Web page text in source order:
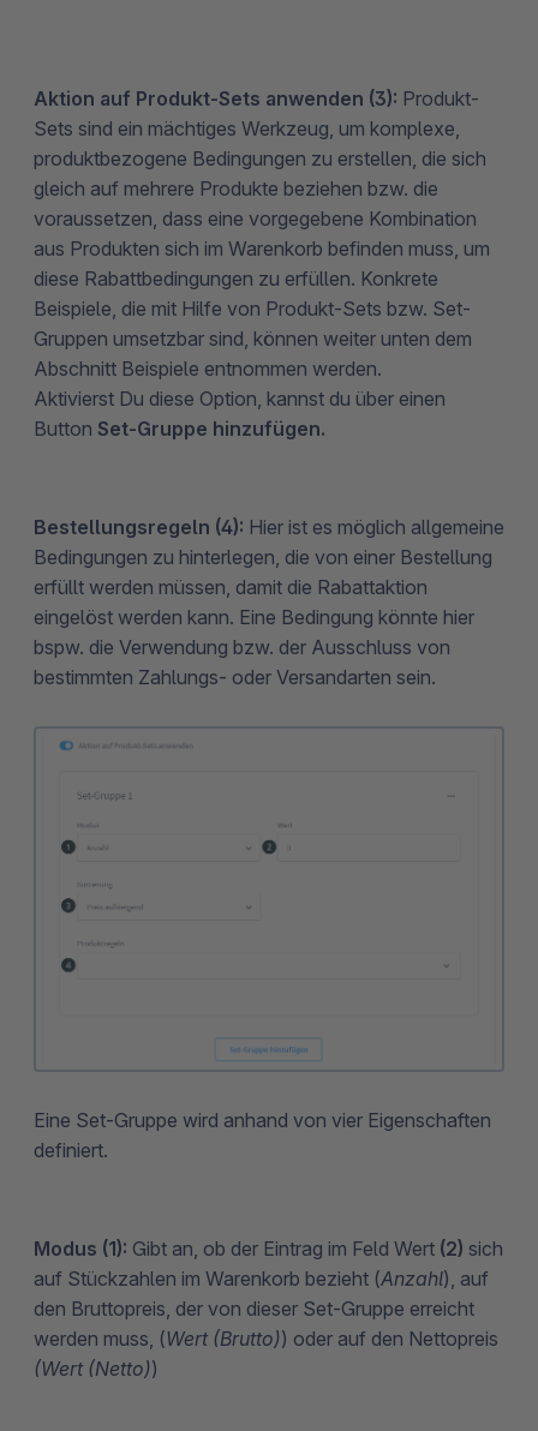
Aktion auf Produkt-Sets anwenden (3): Produkt-
Sets sind ein mächtiges Werkzeug, um komplexe,
produktbezogene Bedingungen zu erstellen, die sich
gleich auf mehrere Produkte beziehen bzw. die
voraussetzen, dass eine vorgegebene Kombination
aus Produkten sich im Warenkorb befinden muss, um
diese Rabattbedingungen zu erfüllen. Konkrete
Beispiele, die mit Hilfe von Produkt-Sets bzw. Set-
Gruppen umsetzbar sind, können weiter unten dem
Abschnitt Beispiele entnommen werden.
Aktivierst Du diese Option, kannst du über einen
Button Set-Gruppe hinzufügen.
Bestellungsregeln (4): Hier ist es möglich allgemeine
Bedingungen zu hinterlegen, die von einer Bestellung
erfüllt werden müssen, damit die Rabattaktion
eingelöst werden kann. Eine Bedingung könnte hier
bspw. die Verwendung bzw. der Ausschluss von
bestimmten Zahlungs- oder Versandarten sein.
Eine Set-Gruppe wird anhand von vier Eigenschaften
definiert.
Modus (1): Gibt an, ob der Eintrag im Feld Wert (2) sich
auf Stückzahlen im Warenkorb bezieht (Anzahl), auf
den Bruttopreis, der von dieser Set-Gruppe erreicht
werden muss, (Wert (Brutto)) oder auf den Nettopreis
(Wert (Netto))